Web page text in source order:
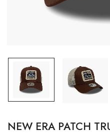
NEW ERA PATCH